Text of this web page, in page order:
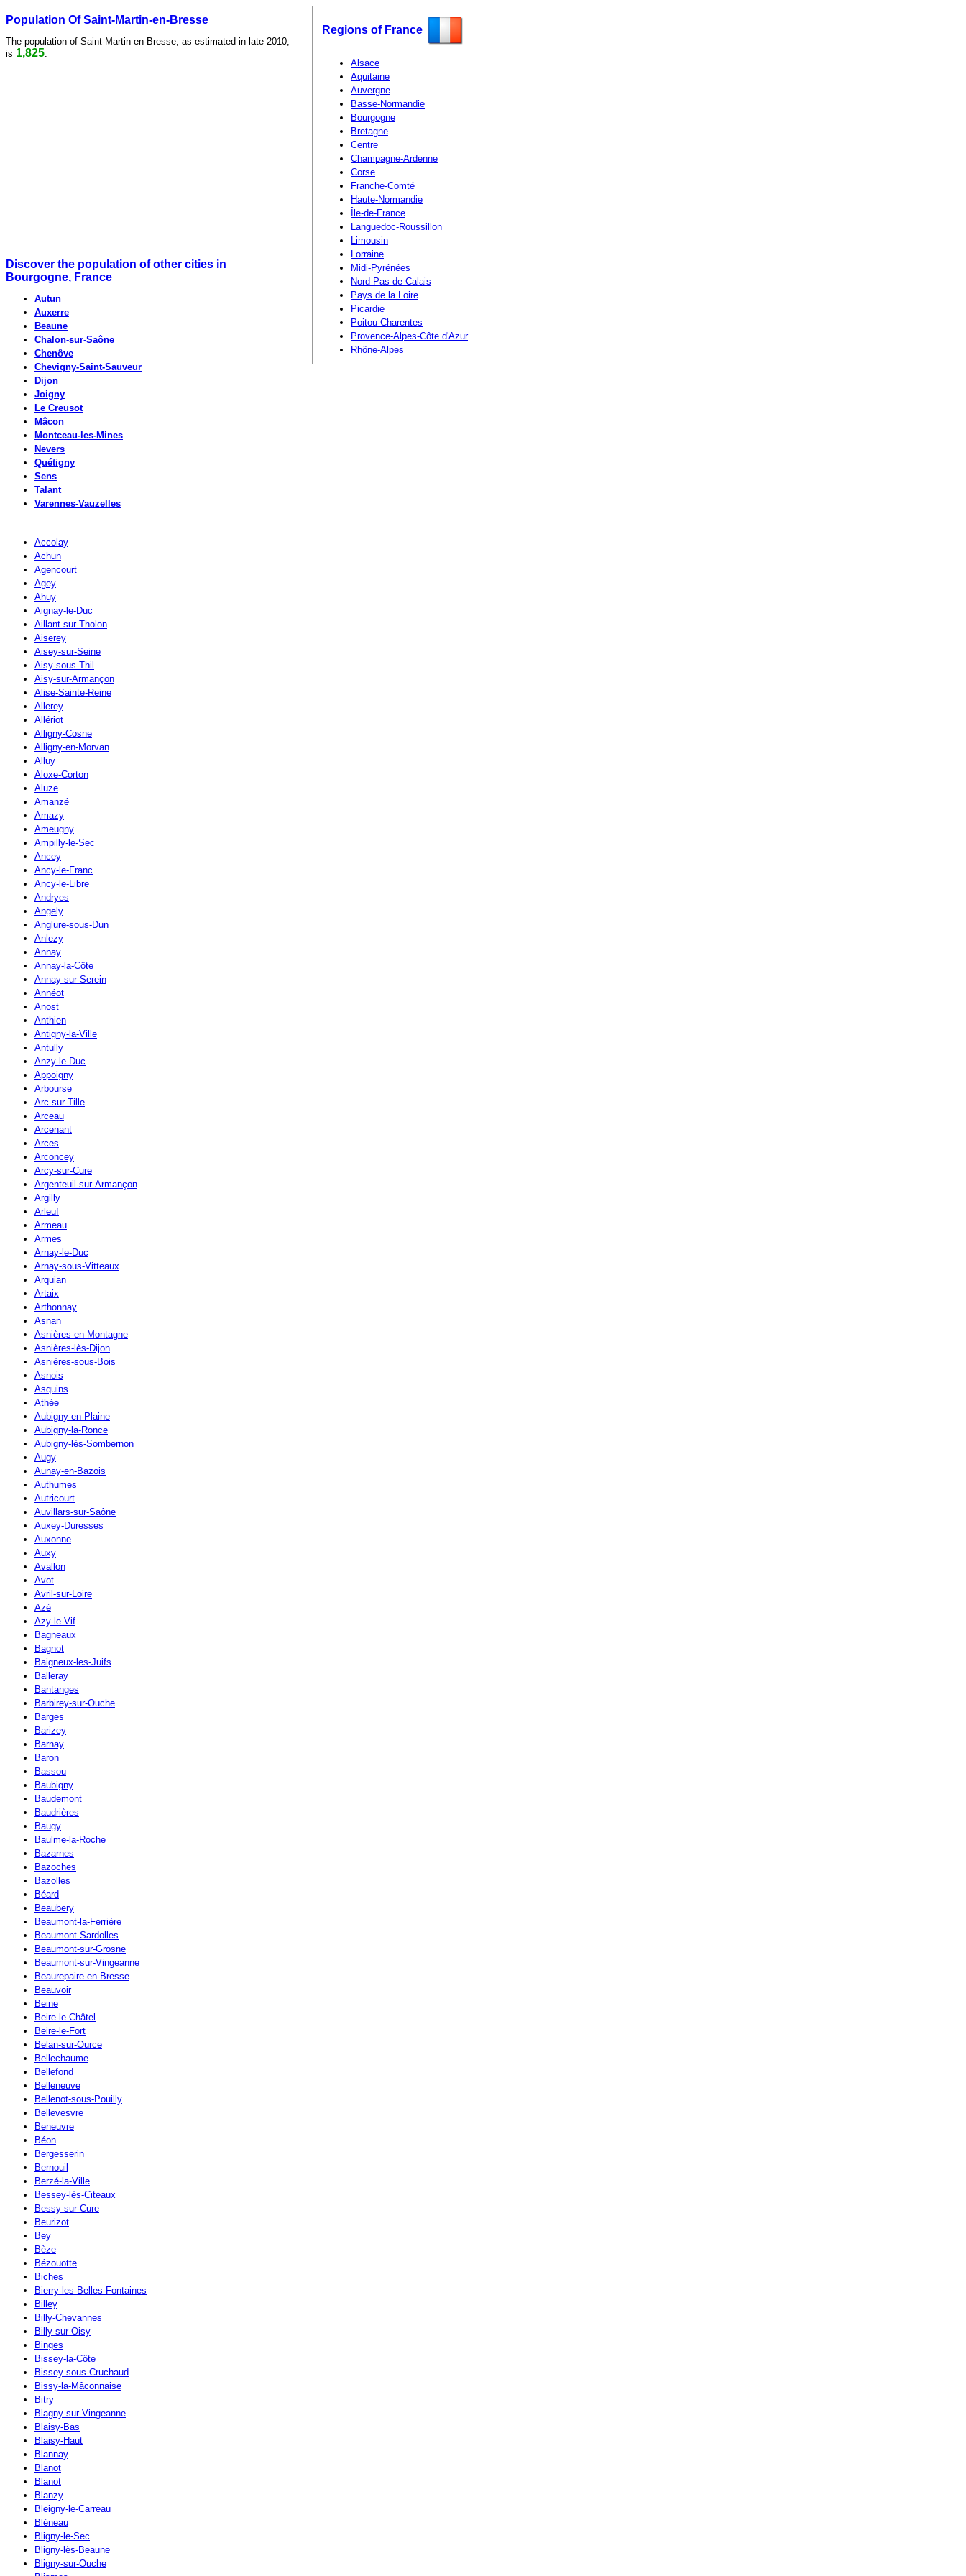
Population Of Saint-Martin-en-Bresse
The population of Saint-Martin-en-Bresse, as estimated in late 2010,
is 1,825
Discover the population of other cities in
Bourgogne, France
Autun
Auxerre
Beaune
Chalon-sur-Saône
Chenôve
Chevigny-Saint-Sauveur
Dijon
Joigny
Le Creusot
Mâcon
Montceau-les-Mines
Nevers
Quétigny
Sens
Talant
Varennes-Vauzelles
Accolay
Achun
Agencourt
Agey
Ahuy
Aignay-le-Duc
Aillant-sur-Tholon
Aiserey
Aisey-sur-Seine
Aisy-sous-Thil
Aisy-sur-Armançon
Alise-Sainte-Reine
Allerey
Allériot
Alligny-Cosne
Alligny-en-Morvan
Alluy
Aloxe-Corton
Aluze
Amanzé
Amazy
Ameugny
Ampilly-le-Sec
Ancey
Ancy-le-Franc
Ancy-le-Libre
Andryes
Angely
Anglure-sous-Dun
Anlezy
Annay
Annay-la-Côte
Annay-sur-Serein
Annéot
Anost
Anthien
Antigny-la-Ville
Antully
Anzy-le-Duc
Appoigny
Arbourse
Arc-sur-Tille
Arceau
Arcenant
Arces
Arconcey
Arcy-sur-Cure
Argenteuil-sur-Armançon
Argilly
Arleuf
Armeau
Armes
Arnay-le-Duc
Arnay-sous-Vitteaux
Arquian
Artaix
Arthonnay
Asnan
Asnières-en-Montagne
Asnières-lès-Dijon
Asnières-sous-Bois
Asnois
Asquins
Athée
Aubigny-en-Plaine
Aubigny-la-Ronce
Aubigny-lès-Sombernon
Augy
Aunay-en-Bazois
Authumes
Autricourt
Auvillars-sur-Saône
Auxey-Duresses
Auxonne
Auxy
Avallon
Avot
Avril-sur-Loire
Azé
Azy-le-Vif
Bagneaux
Bagnot
Baigneux-les-Juifs
Balleray
Bantanges
Barbirey-sur-Ouche
Barges
Barizey
Barnay
Baron
Bassou
Baubigny
Baudemont
Baudrières
Baugy
Baulme-la-Roche
Bazarnes
Bazoches
Bazolles
Béard
Beaubery
Beaumont-la-Ferrière
Beaumont-Sardolles
Beaumont-sur-Grosne
Beaumont-sur-Vingeanne
Beaurepaire-en-Bresse
Beauvoir
Beine
Beire-le-Châtel
Beire-le-Fort
Belan-sur-Ource
Bellechaume
Bellefond
Belleneuve
Bellenot-sous-Pouilly
Bellevesvre
Beneuvre
Béon
Bergesserin
Bernouil
Berzé-la-Ville
Bessey-lès-Citeaux
Bessy-sur-Cure
Beurizot
Bey
Bèze
Bézouotte
Biches
Bierry-les-Belles-Fontaines
Billey
Billy-Chevannes
Billy-sur-Oisy
Binges
Bissey-la-Côte
Bissey-sous-Cruchaud
Bissy-la-Mâconnaise
Bitry
Blagny-sur-Vingeanne
Blaisy-Bas
Blaisy-Haut
Blannay
Blanot
Blanot
Blanzy
Bleigny-le-Carreau
Bléneau
Bligny-le-Sec
Bligny-lès-Beaune
Bligny-sur-Ouche
Regions of France
Alsace
Aquitaine
Auvergne
Basse-Normandie
Bourgogne
Bretagne
Centre
Champagne-Ardenne
Corse
Franche-Comté
Haute-Normandie
Île-de-France
Languedoc-Roussillon
Limousin
Lorraine
Midi-Pyrénées
Nord-Pas-de-Calais
Pays de la Loire
Picardie
Poitou-Charentes
Provence-Alpes-Côte d'Azur
Rhône-Alpes